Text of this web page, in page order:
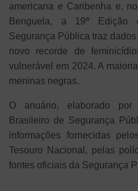
americana e Caribenha e,
Benguela, a 19ª Edição
Segurança Pública traz
novo recorde de
vulnerável em 2024. A
meninas negras.
O anuário, elaborado por
Brasileiro de Segurança
informações fornecidas
Tesouro Nacional, pelas
fontes oficiais da Segurança